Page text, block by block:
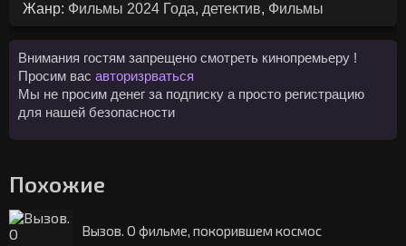
Жанр: Фильмы 2024 Года, детектив, Фильмы
Внимания гостям запрещено смотреть кинопремьеру !
Просим вас авторизрваться
Мы не просим денег за подписку а просто регистрацию
для нашей безопасности
Похожие
Вызов. О фильме, покорившем космос